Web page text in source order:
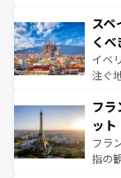
ろん
景な
ピザ
でき
なお
しい。
スペ
く
イベ
注ぐ
文化
れる
る。
アー
フラ
ット
フラ
指の